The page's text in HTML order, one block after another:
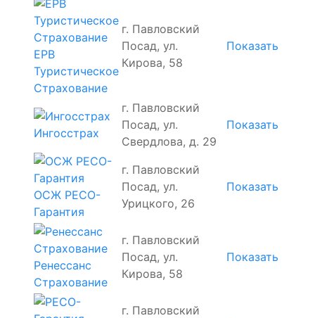
ЕРВ
Туристическое
Страхование
г. Павловский
Посад, ул.
Кирова, 58
Показать
Ингосстрах
г. Павловский
Посад, ул.
Свердлова, д. 29
Показать
ОСЖ РЕСО-
Гарантия
г. Павловский
Посад, ул.
Урицкого, 26
Показать
Ренессанс
Страхование
г. Павловский
Посад, ул.
Кирова, 58
Показать
г. Павловский